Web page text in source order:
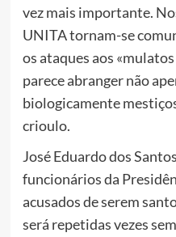
vez mais importante.
UNITA tornam-se
os ataques aos
parece abranger não
biologicamente
crioulo.
José Eduardo dos
funcionários da
acusados de serem
será repetidas vezes